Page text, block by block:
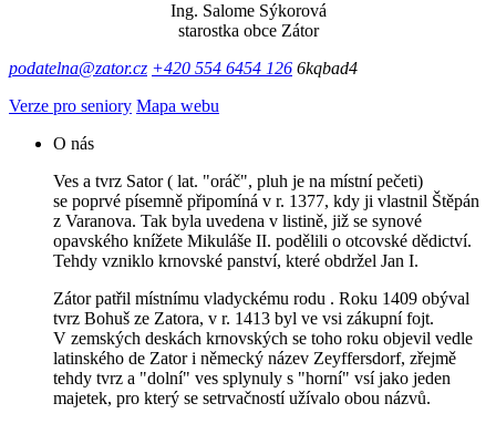
Ing. Salome Sýkorová
starostka obce Zátor
podatelna@zator.cz +420 554 6454 126 6kqbad4
Verze pro seniory Mapa webu
O nás
Ves a tvrz Sator ( lat. "oráč", pluh je na místní pečeti)
se poprvé písemně připomíná v r. 1377, kdy ji vlastnil Štěpán
z Varanova. Tak byla uvedena v listině, již se synové
opavského knížete Mikuláše II. podělili o otcovské dědictví.
Tehdy vzniklo krnovské panství, které obdržel Jan I.
Zátor patřil místnímu vladyckému rodu . Roku 1409 obýval
tvrz Bohuš ze Zatora, v r. 1413 byl ve vsi zákupní fojt.
V zemských deskách krnovských se toho roku objevil vedle
latinského de Zator i německý název Zeyffersdorf, zřejmě
tehdy tvrz a "dolní" ves splynuly s "horní" vsí jako jeden
majetek, pro který se setrvačností užívalo obou názvů.